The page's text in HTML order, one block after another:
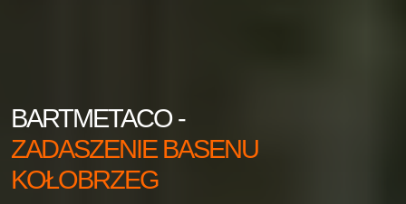
BARTMETACO -
ZADASZENIE BASENU
KOŁOBRZEG